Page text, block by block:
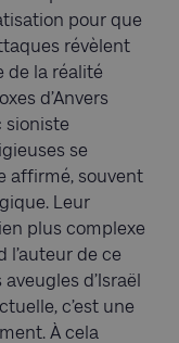
pour que
révèlent
de la réalité
d’Anvers
sioniste
se
affirmé, souvent
Leur
plus complexe
de ce
d’Israël
c’est une
À cela